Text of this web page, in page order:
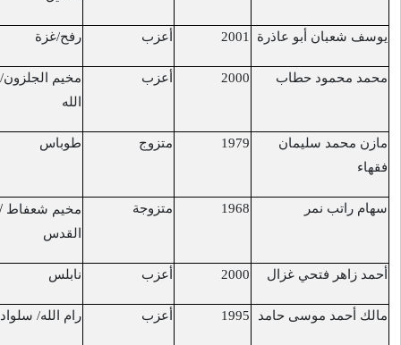
أعزب رفح/غزة شرق رفح 22/3/2017
أعزب
مخيم الجلزون/رام
مخيم الجلزون 23/3/2017
متزوج طوباس 26/3/2017
متزوجة مخيم شعفاط/ القدس/ باب العامود 29/3/2017
أعزب نابلس القدس/ شارع الواد 1/4/2017
أعزب رام الله/ سلواد
قرب مستوطنة
6/4/2017